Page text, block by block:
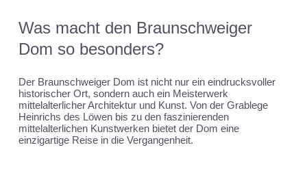
Was macht den Braunschweiger
Dom so besonders?
Der Braunschweiger Dom ist nicht nur ein eindrucksvoller
historischer Ort, sondern auch ein Meisterwerk
mittelalterlicher Architektur und Kunst. Von der Grablege
Heinrichs des Löwen bis zu den faszinierenden
mittelalterlichen Kunstwerken bietet der Dom eine
einzigartige Reise in die Vergangenheit.